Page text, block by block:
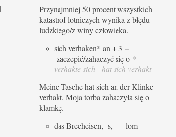
Przynajmniej 50 procent wszystkich
katastrof lotniczych wynika z błędu
ludzkiego/z winy człowieka.
sich verhaken* an + 3 –
zaczepić/zahaczyć się o *
verhakte sich - hat sich verhakt
Meine Tasche hat sich an der Klinke
verhakt. Moja torba zahaczyła się o
klamkę.
das Brecheisen, -s, - – łom